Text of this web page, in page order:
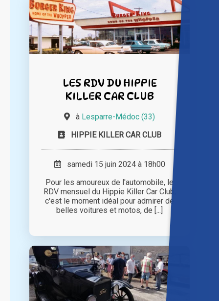
LES RDV DU HIPPIE
KILLER CAR CLUB
à Lesparre-Médoc (33)
HIPPIE KILLER CAR CLUB
samedi 15 juin 2024 à 18h00
Pour les amoureux de l'automobile, le
RDV mensuel du Hippie Killer Car Club,
c'est le moment idéal pour admirer de
belles voitures et motos, de [...]